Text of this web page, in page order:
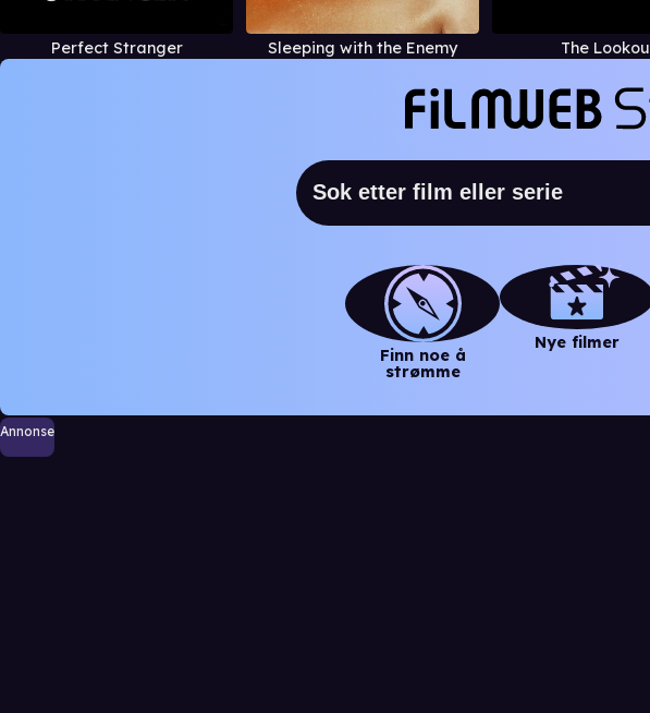
Perfect Stranger Sleeping with the Enemy The
Finn noe å
strømme
Nye filmer
Annonse